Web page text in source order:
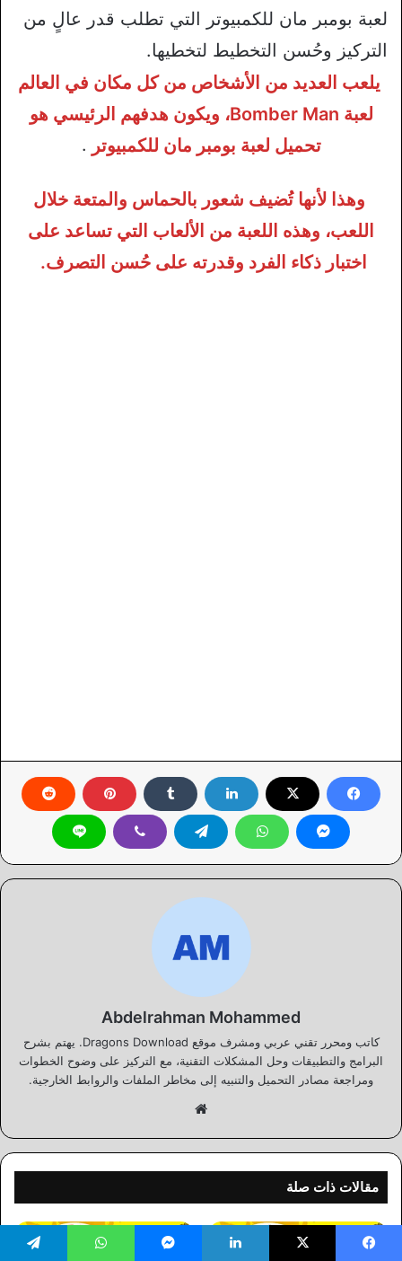
لعبة بومبر مان للكمبيوتر التي تطلب قدر عالٍ من
التركيز وحُسن التخطيط لتخطيها.
يلعب العديد من الأشخاص من كل مكان في العالم
لعبة Bomber Man، ويكون هدفهم الرئيسي هو
تحميل لعبة بومبر مان للكمبيوتر .
وهذا لأنها تُضيف شعور بالحماس والمتعة خلال
اللعب، وهذه اللعبة من الألعاب التي تساعد على
اختبار ذكاء الفرد وقدرته على حُسن التصرف.
Abdelrahman Mohammed
كاتب ومحرر تقني عربي ومشرف موقع Dragons Download. يهتم بشرح
البرامج والتطبيقات وحل المشكلات التقنية، مع التركيز على وضوح الخطوات
ومراجعة مصادر التحميل والتنبيه إلى مخاطر الملفات والروابط الخارجية.
مقالات ذات صلة